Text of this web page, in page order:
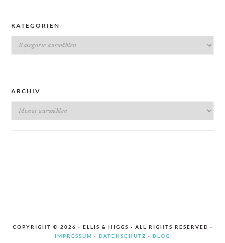
KATEGORIEN
Kategorien
ARCHIV
Archiv
COPYRIGHT © 2026 · ELLIS & HIGGS · ALL RIGHTS RESERVED ·
IMPRESSUM · DATENSCHUTZ · BLOG